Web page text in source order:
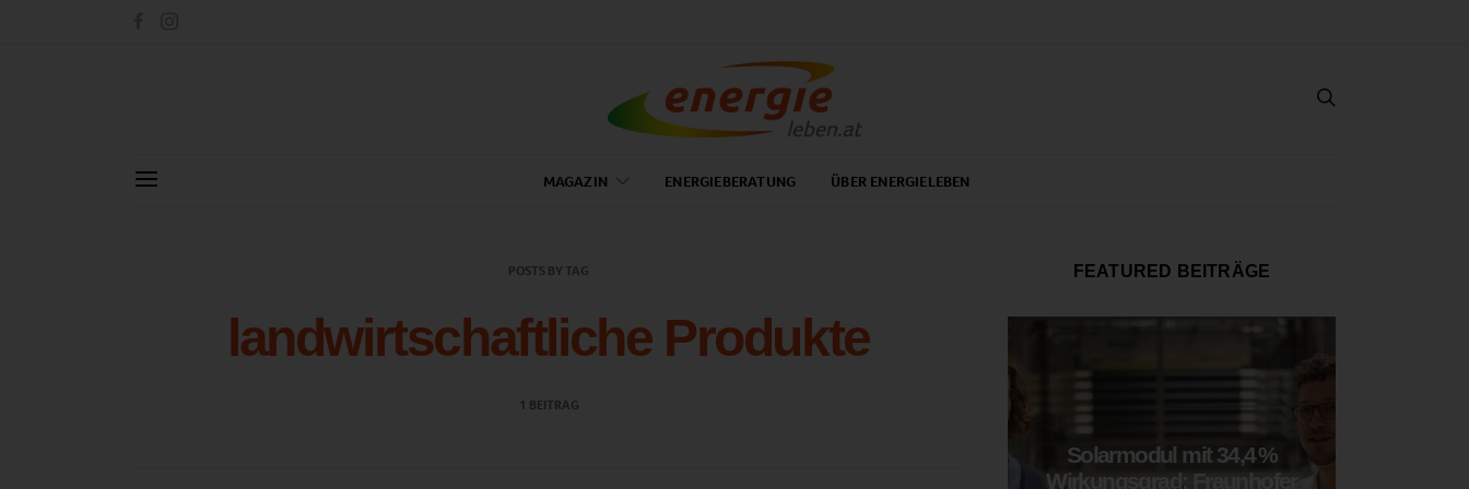
MAGAZIN ENERGIEBERATUNG ÜBER ENERGIELEBEN
POSTS BY TAG
landwirtschaftliche Produkte
1 BEITRAG
FEATURED BEITRÄGE
Solarmodul mit 34,4 %
Wirkungsgrad: Fraunhofer